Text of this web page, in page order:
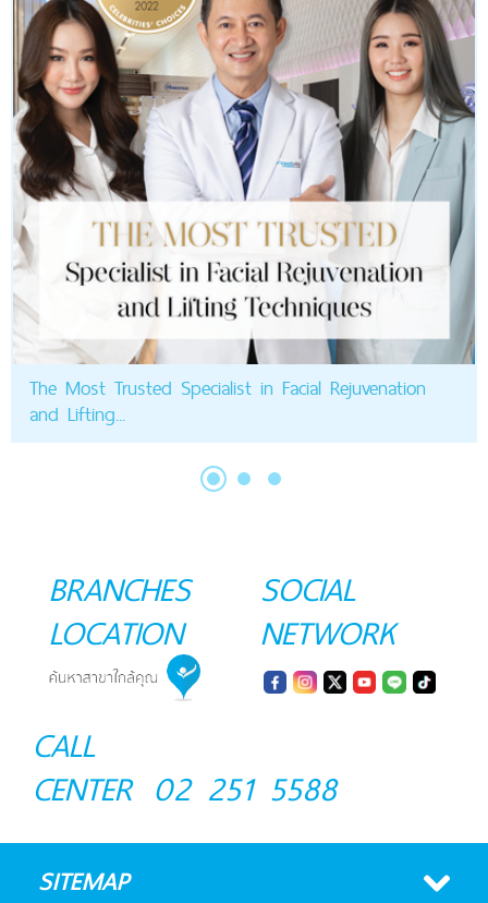
The Most Trusted Specialist in Facial Rejuvenation
and Lifting...
BRANCHES
LOCATION
SOCIAL
NETWORK
CALL
CENTER 02 251 5588
SITEMAP